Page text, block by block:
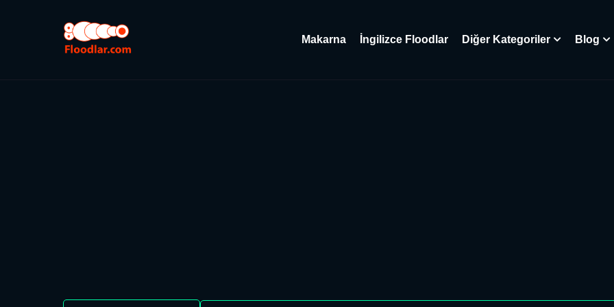
Makarna İngilizce Floodlar Diğer Kategoriler Blog